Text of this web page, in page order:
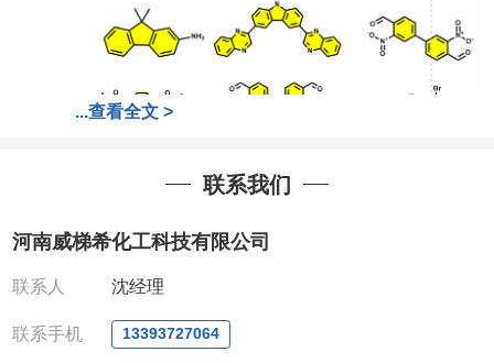
...查看全文 >
联系我们
河南威梯希化工科技有限公司
联系人 沈经理
联系手机 13393727064